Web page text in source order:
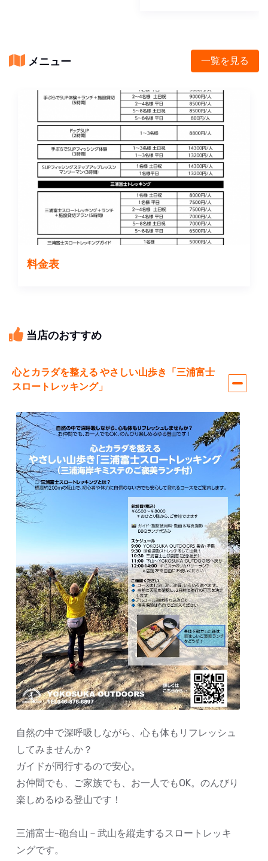
メニュー 一覧を見る
料金表
当店のおすすめ
心とカラダを整える やさしい山歩き「三浦富士
スロートレッキング」
自然の中で深呼吸しながら、心も体もリフレッシュ
してみませんか？
ガイドが同行するので安心。
お仲間でも、ご家族でも、お一人でもOK。のんびり
楽しめるゆる登山です！
三浦富士-砲台山－武山を縦走するスロートレッキ
ングです。